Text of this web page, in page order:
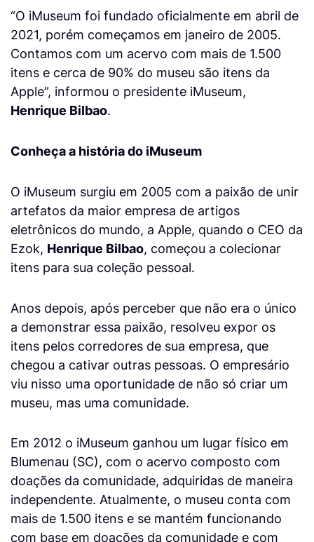
“O iMuseum foi fundado oficialmente em abril de
2021, porém começamos em janeiro de 2005.
Contamos com um acervo com mais de 1.500
itens e cerca de 90% do museu são itens da
Apple”, informou o presidente iMuseum,
Henrique Bilbao.
Conheça a história do iMuseum
O iMuseum surgiu em 2005 com a paixão de unir
artefatos da maior empresa de artigos
eletrônicos do mundo, a Apple, quando o CEO da
Ezok, Henrique Bilbao, começou a colecionar
itens para sua coleção pessoal.
Anos depois, após perceber que não era o único
a demonstrar essa paixão, resolveu expor os
itens pelos corredores de sua empresa, que
chegou a cativar outras pessoas. O empresário
viu nisso uma oportunidade de não só criar um
museu, mas uma comunidade.
Em 2012 o iMuseum ganhou um lugar físico em
Blumenau (SC), com o acervo composto com
doações da comunidade, adquiridas de maneira
independente. Atualmente, o museu conta com
mais de 1.500 itens e se mantém funcionando
com base em doações da comunidade e com